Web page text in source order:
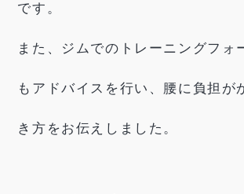
です。
また、ジムでのトレーニングフォ
もアドバイスを行い、腰に負担が
き方をお伝えしました。